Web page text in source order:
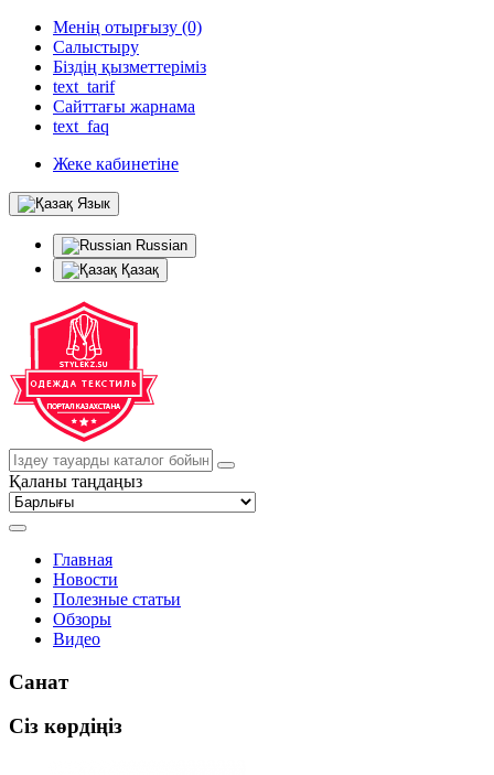
Менің отырғызу (0)
Салыстыру
Біздің қызметтеріміз
text_tarif
Сайттағы жарнама
text_faq
Жеке кабинетіне
Язык
Russian
Қазақ
Қаланы таңдаңыз
Главная
Новости
Полезные статьи
Обзоры
Видео
Санат
Сіз көрдіңіз